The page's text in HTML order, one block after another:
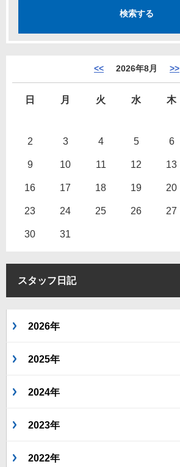
<< 2026年8月 >>
日 月 火 水 木
2 3 4 5 6
9 10 11 12 13
16 17 18 19 20
23 24 25 26 27
30 31
スタッフ日記
2026年
2025年
2024年
2023年
2022年